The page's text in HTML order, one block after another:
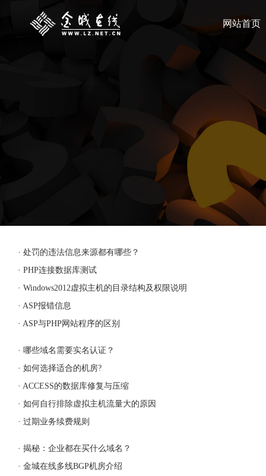
网站首页
· 处罚的违法信息来源都有哪些？
· PHP连接数据库测试
· Windows2012虚拟主机的目录结构及权限说明
· ASP报错信息
· ASP与PHP网站程序的区别
· 哪些域名需要实名认证？
· 如何选择适合的机房?
· ACCESS的数据库修复与压缩
· 如何自行排除虚拟主机流量大的原因
· 过期业务续费规则
· 揭秘：企业都在买什么域名？
· 金城在线多线BGP机房介绍